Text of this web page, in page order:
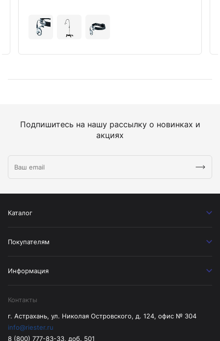
Подпишитесь на нашу рассылку о новинках и
акциях
Каталог
Покупателям
Информация
Контакты
г. Астрахань, ул. Николая Островского, д. 124, офис № 304
info@riester.ru
8 (800) 777-83-33, доб. 501